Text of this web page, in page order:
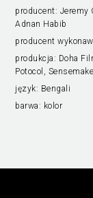
producent: Jeremy
Adnan Habib
producent
produkcja: Doha
Potocol,
język: Bengali
barwa: kolor